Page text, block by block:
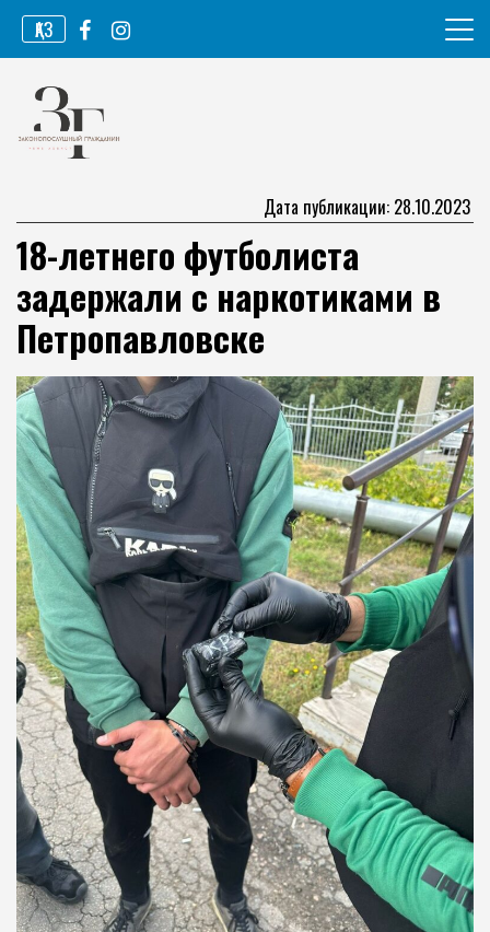
Перейти
содержимому
ҚАЗ
Законопослушный гражданин
Дата публикации: 28.10.2023
18-летнего футболиста
задержали с наркотиками в
Петропавловске